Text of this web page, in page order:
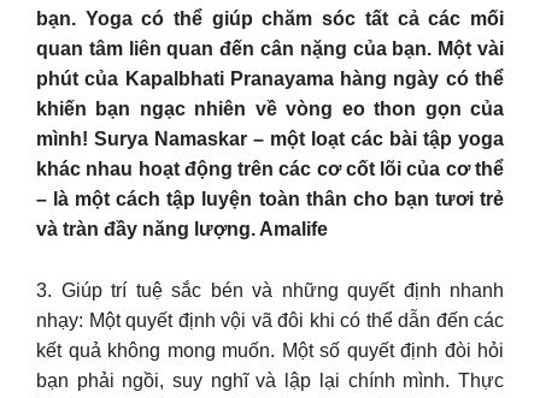
bạn. Yoga có thể giúp chăm sóc tất cả các mối
quan tâm liên quan đến cân nặng của bạn. Một vài
phút của Kapalbhati Pranayama hàng ngày có thể
khiến bạn ngạc nhiên về vòng eo thon gọn của
mình! Surya Namaskar – một loạt các bài tập yoga
khác nhau hoạt động trên các cơ cốt lõi của cơ thể
– là một cách tập luyện toàn thân cho bạn tươi trẻ
và tràn đầy năng lượng. Amalife
3. Giúp trí tuệ sắc bén và những quyết định nhanh
nhạy: Một quyết định vội vã đôi khi có thể dẫn đến các
kết quả không mong muốn. Một số quyết định đòi hỏi
bạn phải ngồi, suy nghĩ và lập lại chính mình. Thực